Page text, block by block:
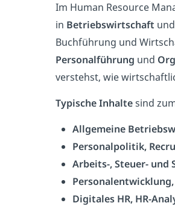
Im Human Resource
in Betriebswirtschaft und
Buchführung und
Personalführung und
verstehst, wie
Typische Inhaltesind
Allgemeine
Personalpolitik,
Arbeits-, Steuer- und
Digitales HR, HR-